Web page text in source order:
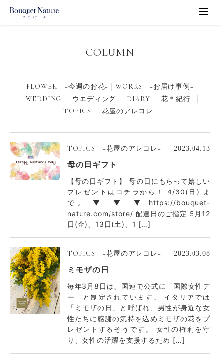
COLUMN
FLOWER −今週のお花−
WORKS −お届け事例−
WEDDING −ウエディング−
DIARY −花＊紀行−
TOPICS −花屋のアレコレ−
TOPICS −花屋のアレコレ− 2023.04.13
母の日ギフト
【母の日ギフト】 母の日にもらって嬉しい
プレゼントはコチラから！ 4/30(日) ま
で。 ▼ ▼ ▼ https://bouquet-
nature.com/store/ 配達日のご指定 5月12
日(金)、13日(土)、1 […]
TOPICS −花屋のアレコレ− 2023.03.08
ミモザの日
毎年3月8日は、国連で公式に「国際女性デ
ー」と制定されています。 イタリアでは
「ミモザの日」と呼ばれ、男性が身近な女
性たちに感謝の気持を込めミモザの花をプ
レゼントするそうです。 女性の権利を守
り、女性の活躍を支援するため […]